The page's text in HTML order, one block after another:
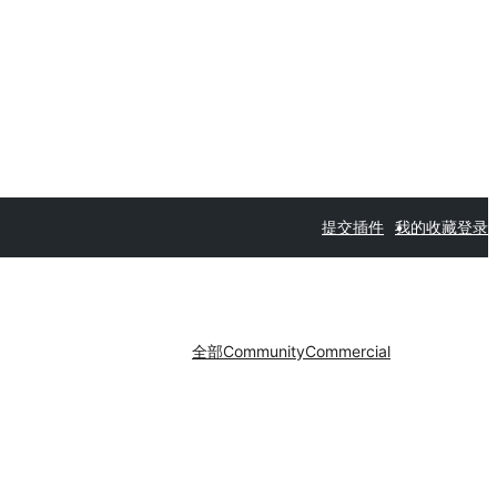
提交插件 我的收藏登录
全部CommunityCommercial